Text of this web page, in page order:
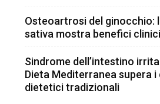
Osteoartrosi del ginocchio:
sativa mostra benefici clinici
Sindrome dell’intestino
Dieta Mediterranea supera i
dietetici tradizionali